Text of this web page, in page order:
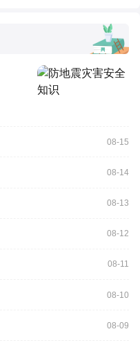
08-15
08-14
08-13
08-12
08-11
08-10
08-09